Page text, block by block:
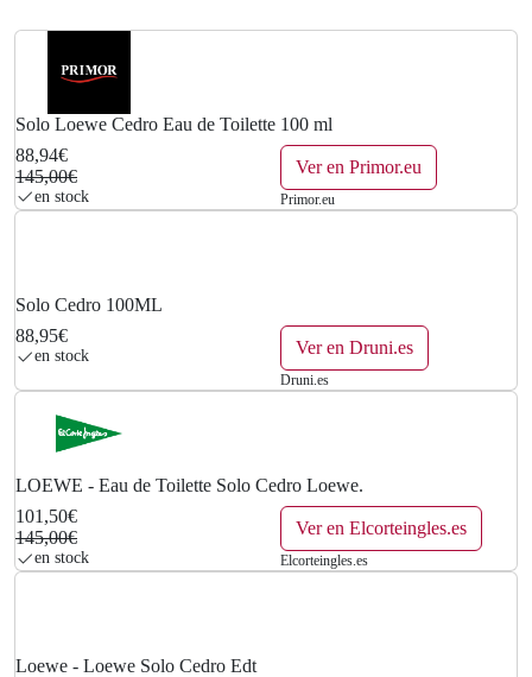
a
:
1
5
0
€
.
8
9
€
Solo Loewe Cedro Eau de Toilette 100 ml
88,94€
145,00€
en stock
Ver en Primor.eu
Primor.eu
Solo Cedro 100ML
88,95€
en stock Ver en Druni.es
Druni.es
LOEWE - Eau de Toilette Solo Cedro Loewe.
101,50€
145,00€
en stock
Ver en Elcorteingles.es
Elcorteingles.es
Loewe - Loewe Solo Cedro Edt